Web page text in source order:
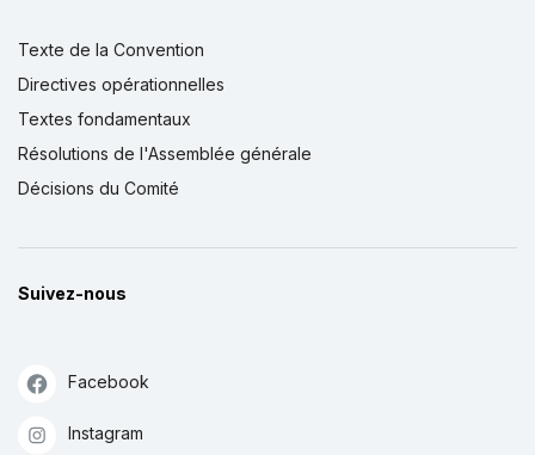
Texte de la Convention
Directives opérationnelles
Textes fondamentaux
Résolutions de l'Assemblée générale
Décisions du Comité
Suivez-nous
Facebook
Instagram